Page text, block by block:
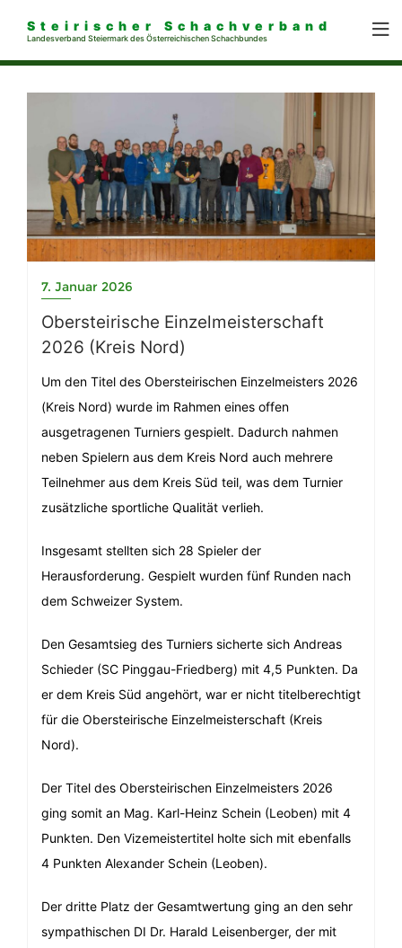
Steirischer Schachverband
Landesverband Steiermark des Österreichischen Schachbundes
7. Januar 2026
Obersteirische Einzelmeisterschaft
2026 (Kreis Nord)
Um den Titel des Obersteirischen Einzelmeisters 2026
(Kreis Nord) wurde im Rahmen eines offen
ausgetragenen Turniers gespielt. Dadurch nahmen
neben Spielern aus dem Kreis Nord auch mehrere
Teilnehmer aus dem Kreis Süd teil, was dem Turnier
zusätzliche sportliche Qualität verlieh.
Insgesamt stellten sich 28 Spieler der
Herausforderung. Gespielt wurden fünf Runden nach
dem Schweizer System.
Den Gesamtsieg des Turniers sicherte sich Andreas
Schieder (SC Pinggau-Friedberg) mit 4,5 Punkten. Da
er dem Kreis Süd angehört, war er nicht titelberechtigt
für die Obersteirische Einzelmeisterschaft (Kreis
Nord).
Der Titel des Obersteirischen Einzelmeisters 2026
ging somit an Mag. Karl-Heinz Schein (Leoben) mit 4
Punkten. Den Vizemeistertitel holte sich mit ebenfalls
4 Punkten Alexander Schein (Leoben).
Der dritte Platz der Gesamtwertung ging an den sehr
sympathischen DI Dr. Harald Leisenberger, der mit